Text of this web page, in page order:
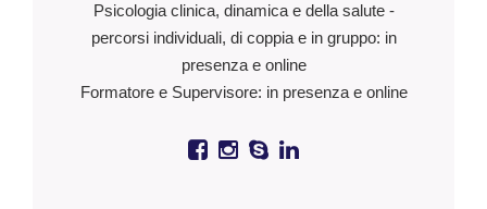
Psicologia clinica, dinamica e della salute -
percorsi individuali, di coppia e in gruppo: in
presenza e online
Formatore e Supervisore: in presenza e online